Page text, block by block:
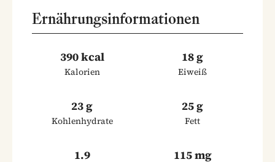
Ernährungsinformationen
390 kcal
Kalorien
18 g
Eiweiß
23 g
Kohlenhydrate
25 g
Fett
1.9 115 mg